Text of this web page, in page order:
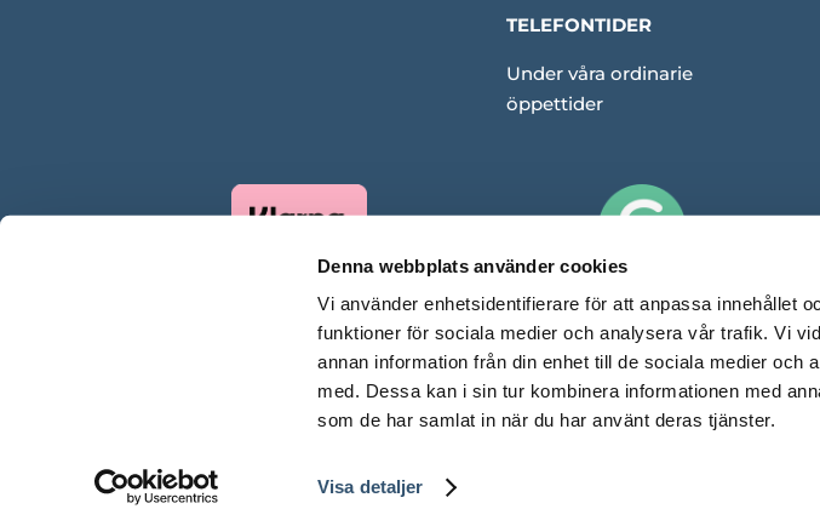
Denna webbplats använder cookies
Vi använder enhetsidentifierare för att anpassa innehållet
funktioner för sociala medier och analysera vår trafik. Vi
annan information från din enhet till de sociala medier och
med. Dessa kan i sin tur kombinera informationen med
som de har samlat in när du har använt deras tjänster.
Visa detaljer
TELEFONTIDER
Under våra ordinarie
öppettider